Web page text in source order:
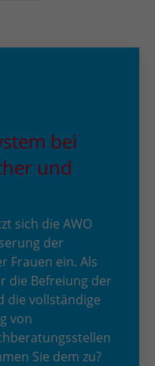
bei
und
sich die AWO
der
Frauen ein. Als
die Befreiung der
die vollständige
von
Sie dem zu?